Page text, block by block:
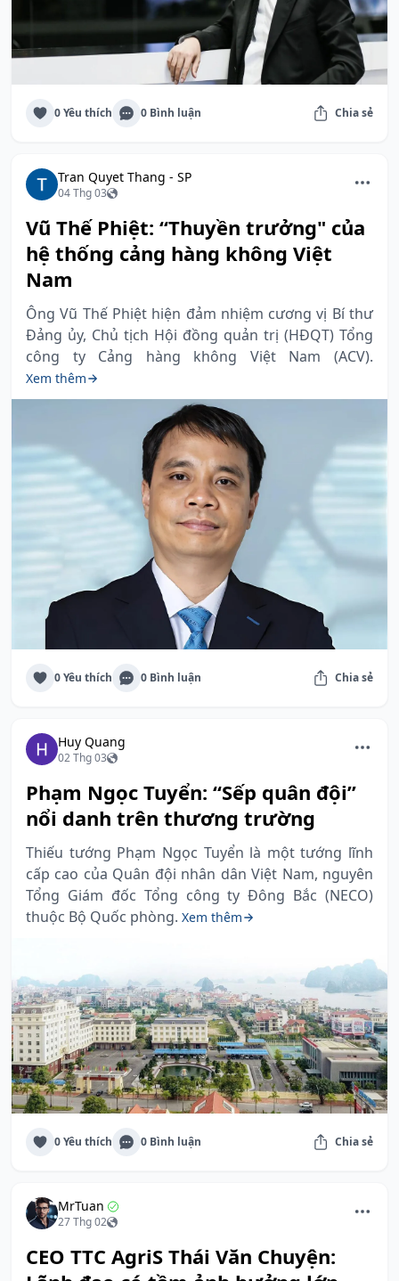
0 Yêu thích 0 Bình luận Chia sẻ
Tran Quyet Thang - SP
04 Thg 03
Vũ Thế Phiệt: “Thuyền trưởng" của
hệ thống cảng hàng không Việt
Nam
Ông Vũ Thế Phiệt hiện đảm nhiệm cương vị Bí thư
Đảng ủy, Chủ tịch Hội đồng quản trị (HĐQT) Tổng
công ty Cảng hàng không Việt Nam (ACV).
Xem thêm
0 Yêu thích 0 Bình luận Chia sẻ
Huy Quang
02 Thg 03
Phạm Ngọc Tuyển: “Sếp quân đội”
nổi danh trên thương trường
Thiếu tướng Phạm Ngọc Tuyển là một tướng lĩnh
cấp cao của Quân đội nhân dân Việt Nam, nguyên
Tổng Giám đốc Tổng công ty Đông Bắc (NECO)
thuộc Bộ Quốc phòng. Xem thêm
0 Yêu thích 0 Bình luận Chia sẻ
MrTuan
27 Thg 02
CEO TTC AgriS Thái Văn Chuyện: